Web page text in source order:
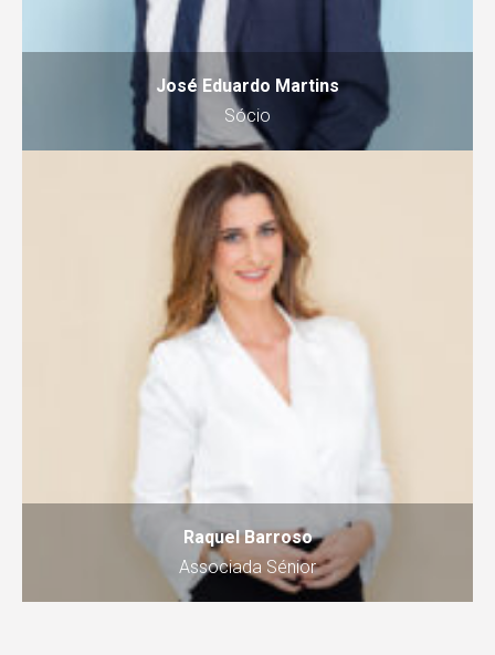
José Eduardo Martins
Sócio
Raquel Barroso
Associada Sénior